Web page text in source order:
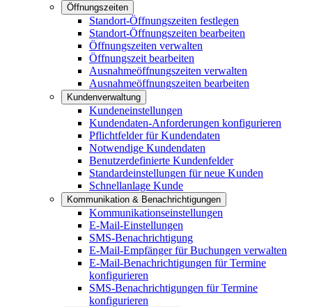
Öffnungszeiten
Standort-Öffnungszeiten festlegen
Standort-Öffnungszeiten bearbeiten
Öffnungszeiten verwalten
Öffnungszeit bearbeiten
Ausnahmeöffnungszeiten verwalten
Ausnahmeöffnungszeiten bearbeiten
Kundenverwaltung
Kundeneinstellungen
Kundendaten-Anforderungen konfigurieren
Pflichtfelder für Kundendaten
Notwendige Kundendaten
Benutzerdefinierte Kundenfelder
Standardeinstellungen für neue Kunden
Schnellanlage Kunde
Kommunikation & Benachrichtigungen
Kommunikationseinstellungen
E-Mail-Einstellungen
SMS-Benachrichtigung
E-Mail-Empfänger für Buchungen verwalten
E-Mail-Benachrichtigungen für Termine
konfigurieren
SMS-Benachrichtigungen für Termine
konfigurieren